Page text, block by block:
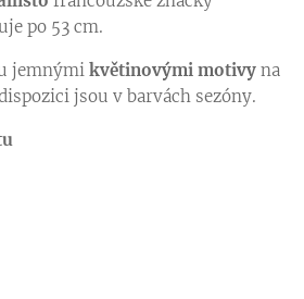
po 53 cm.
jemnými květinovými motivy na
jsou v barvách sezóny.